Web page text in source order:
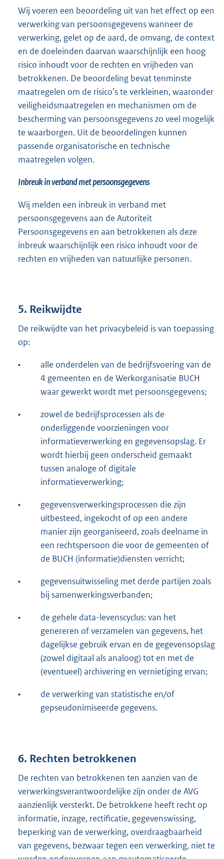
Wij voeren een beoordeling uit van het effect op een
verwerking van persoonsgegevens wanneer de
verwerking, gelet op de aard, de omvang, de context
en de doeleinden daarvan waarschijnlijk een hoog
risico inhoudt voor de rechten en vrijheden van
betrokkenen. De beoordeling bevat tenminste
maatregelen om de risico’s te verkleinen, waaronder
veiligheidsmaatregelen en mechanismen om de
bescherming van persoonsgegevens zo veel mogelijk
te waarborgen. Uit de beoordelingen kunnen
passende organisatorische en technische
maatregelen volgen.
Inbreuk in verband met persoonsgegevens
Wij melden een inbreuk in verband met
persoonsgegevens aan de Autoriteit
Persoonsgegevens en aan betrokkenen als deze
inbreuk waarschijnlijk een risico inhoudt voor de
rechten en vrijheden van natuurlijke personen.
5. Reikwijdte
De reikwijdte van het privacybeleid is van toepassing
op:
•
alle onderdelen van de bedrijfsvoering van de
4 gemeenten en de Werkorganisatie BUCH
waar gewerkt wordt met persoonsgegevens;
•
zowel de bedrijfsprocessen als de
onderliggende voorzieningen voor
informatieverwerking en gegevensopslag. Er
wordt hierbij geen onderscheid gemaakt
tussen analoge of digitale
informatieverwerking;
•
gegevensverwerkingsprocessen die zijn
uitbesteed, ingekocht of op een andere
manier zijn georganiseerd, zoals deelname in
een rechtspersoon die voor de gemeenten of
de BUCH (informatie)diensten verricht;
•
gegevensuitwisseling met derde partijen zoals
bij samenwerkingsverbanden;
•
de gehele data-levenscyclus: van het
genereren of verzamelen van gegevens, het
dagelijkse gebruik ervan en de gegevensopslag
(zowel digitaal als analoog) tot en met de
(eventueel) archivering en vernietiging ervan;
•
de verwerking van statistische en/of
gepseudonimiseerde gegevens.
6. Rechten betrokkenen
De rechten van betrokkenen ten aanzien van de
verwerkingsverantwoordelijke zijn onder de AVG
aanzienlijk versterkt. De betrokkene heeft recht op
informatie, inzage, rectificatie, gegevenswissing,
beperking van de verwerking, overdraagbaarheid
van gegevens, bezwaar tegen een verwerking, niet te